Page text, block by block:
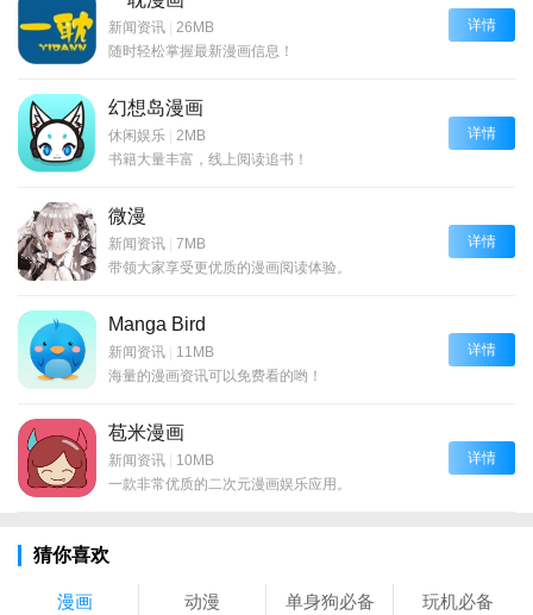
新闻资讯 | 26MB
随时轻松掌握最新漫画信息！
详情
幻想岛漫画
休闲娱乐 | 2MB
书籍大量丰富，线上阅读追书！
详情
微漫
新闻资讯 | 7MB
带领大家享受更优质的漫画阅读体验。
详情
Manga Bird
新闻资讯 | 11MB
海量的漫画资讯可以免费看的哟！
详情
苞米漫画
新闻资讯 | 10MB
一款非常优质的二次元漫画娱乐应用。
详情
猜你喜欢
漫画 动漫 单身狗必备 玩机必备